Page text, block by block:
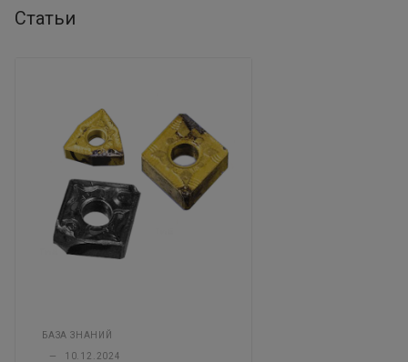
Статьи
БАЗА ЗНАНИЙ
— 10.12.2024